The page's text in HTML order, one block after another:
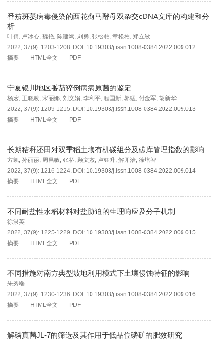
番茄斑萎病毒侵染的西花蓟马酵母双杂交cDNA文库的构建和分
析
叶倩, 卢冰心, 魏艳, 陈建斌, 刘勇, 张松柏, 章松柏, 郑立敏
2022, 37(9): 1203-1208. DOI: 10.19303/j.issn.1008-0384.2022.009.012
摘要
HTML全文 PDF
宁夏银川地区番茄猝倒病病原菌的鉴定
杨宏, 王晓敏, 宋丽娜, 刘文娟, 李利平, 程国新, 郭猛, 付金军, 胡新华
2022, 37(9): 1209-1215. DOI: 10.19303/j.issn.1008-0384.2022.009.013
摘要
HTML全文 PDF
长期秸秆还田对双季稻土壤有机碳组分及碳库管理指数的影响
方凯, 孙丽丽, 周昌敏, 张桥, 顾文杰, 卢钰升, 解开治, 徐培智
2022, 37(9): 1216-1224. DOI: 10.19303/j.issn.1008-0384.2022.009.014
摘要
HTML全文 PDF
不同耐盐性水稻材料对盐胁迫的生理响应及分子机制
徐淑英
2022, 37(9): 1225-1229. DOI: 10.19303/j.issn.1008-0384.2022.009.015
摘要
HTML全文 PDF
不同措施对南方典型坡地利用模式下土壤侵蚀特征的影响
朱秀端
2022, 37(9): 1230-1236. DOI: 10.19303/j.issn.1008-0384.2022.009.016
摘要
HTML全文 PDF
解磷真菌JL-7的筛选及其作用于低品位磷矿的肥效研究